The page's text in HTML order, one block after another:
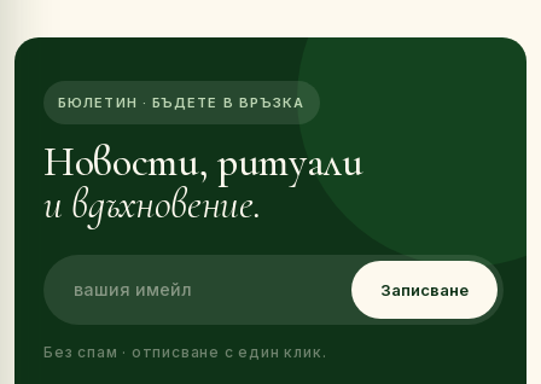
БЮЛЕТИН · БЪДЕТЕ В ВРЪЗКА
Новости, ритуали
и вдъхновение.
Записване
Без спам · отписване с един клик.